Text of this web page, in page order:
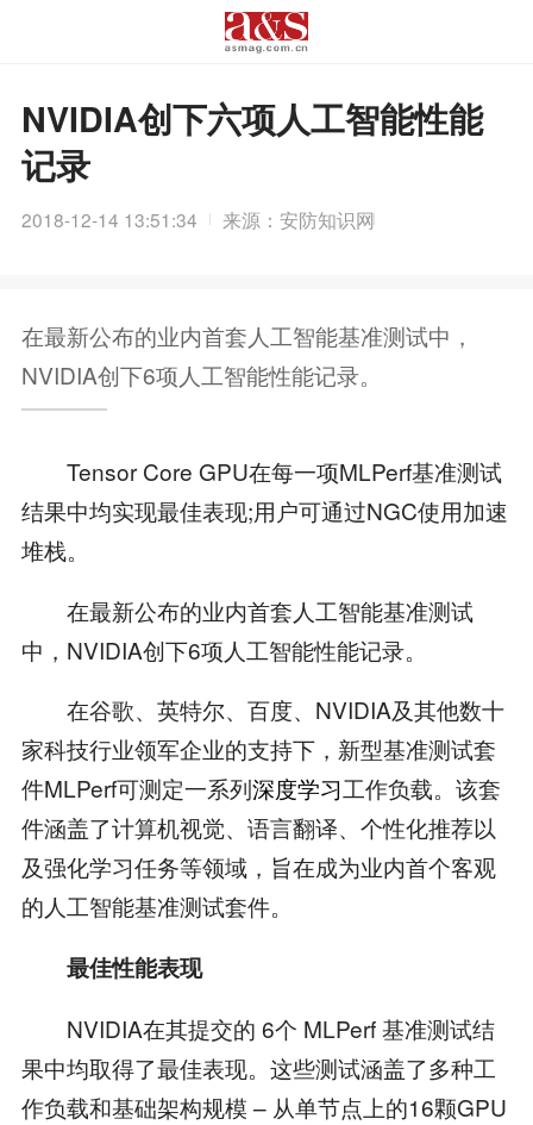
NVIDIA创下六项人工智能性能
记录
2018-12-14 13:51:34 来源：安防知识网
在最新公布的业内首套人工智能基准测试中，
NVIDIA创下6项人工智能性能记录。
Tensor Core GPU在每一项MLPerf基准测试
结果中均实现最佳表现;用户可通过NGC使用加速
堆栈。
在最新公布的业内首套人工智能基准测试
中，NVIDIA创下6项人工智能性能记录。
在谷歌、英特尔、百度、NVIDIA及其他数十
家科技行业领军企业的支持下，新型基准测试套
件MLPerf可测定一系列深度学习工作负载。该套
件涵盖了计算机视觉、语言翻译、个性化推荐以
及强化学习任务等领域，旨在成为业内首个客观
的人工智能基准测试套件。
最佳性能表现
NVIDIA在其提交的 6个 MLPerf 基准测试结
果中均取得了最佳表现。这些测试涵盖了多种工
作负载和基础架构规模 – 从单节点上的16颗GPU